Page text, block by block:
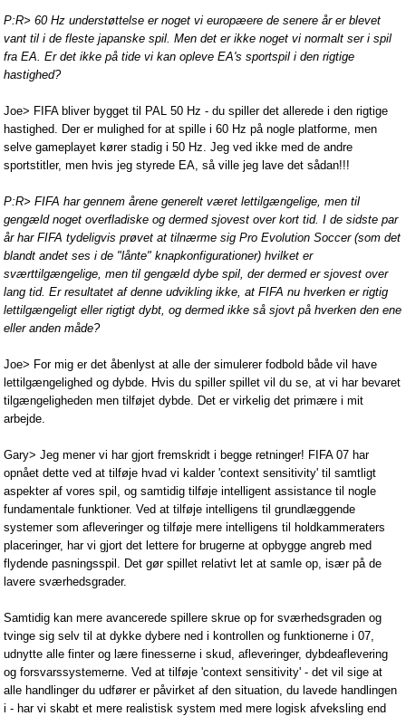
P:R> 60 Hz understøttelse er noget vi europæere de senere år er blevet
vant til i de fleste japanske spil. Men det er ikke noget vi normalt ser i spil
fra EA. Er det ikke på tide vi kan opleve EA's sportspil i den rigtige
hastighed?
Joe> FIFA bliver bygget til PAL 50 Hz - du spiller det allerede i den rigtige
hastighed. Der er mulighed for at spille i 60 Hz på nogle platforme, men
selve gameplayet kører stadig i 50 Hz. Jeg ved ikke med de andre
sportstitler, men hvis jeg styrede EA, så ville jeg lave det sådan!!!
P:R> FIFA har gennem årene generelt været lettilgængelige, men til
gengæld noget overfladiske og dermed sjovest over kort tid. I de sidste par
år har FIFA tydeligvis prøvet at tilnærme sig Pro Evolution Soccer (som det
blandt andet ses i de "lånte" knapkonfigurationer) hvilket er
sværttilgængelige, men til gengæld dybe spil, der dermed er sjovest over
lang tid. Er resultatet af denne udvikling ikke, at FIFA nu hverken er rigtig
lettilgængeligt eller rigtigt dybt, og dermed ikke så sjovt på hverken den ene
eller anden måde?
Joe> For mig er det åbenlyst at alle der simulerer fodbold både vil have
lettilgængelighed og dybde. Hvis du spiller spillet vil du se, at vi har bevaret
tilgængeligheden men tilføjet dybde. Det er virkelig det primære i mit
arbejde.
Gary> Jeg mener vi har gjort fremskridt i begge retninger! FIFA 07 har
opnået dette ved at tilføje hvad vi kalder 'context sensitivity' til samtligt
aspekter af vores spil, og samtidig tilføje intelligent assistance til nogle
fundamentale funktioner. Ved at tilføje intelligens til grundlæggende
systemer som afleveringer og tilføje mere intelligens til holdkammeraters
placeringer, har vi gjort det lettere for brugerne at opbygge angreb med
flydende pasningsspil. Det gør spillet relativt let at samle op, især på de
lavere sværhedsgrader.
Samtidig kan mere avancerede spillere skrue op for sværhedsgraden og
tvinge sig selv til at dykke dybere ned i kontrollen og funktionerne i 07,
udnytte alle finter og lære finesserne i skud, afleveringer, dybdeaflevering
og forsvarssystemerne. Ved at tilføje 'context sensitivity' - det vil sige at
alle handlinger du udfører er påvirket af den situation, du lavede handlingen
i - har vi skabt et mere realistisk system med mere logisk afveksling end